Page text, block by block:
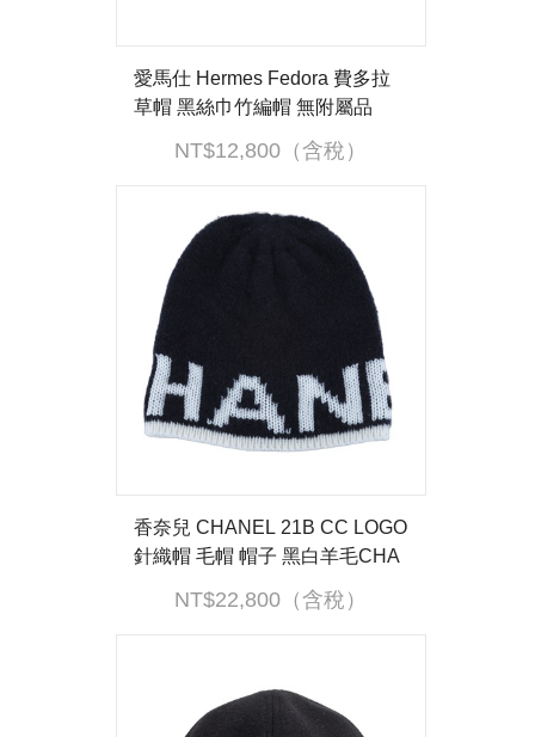
愛馬仕 Hermes Fedora 費多拉
草帽 黑絲巾竹編帽 無附屬品
NT$12,800（含稅）
香奈兒 CHANEL 21B CC LOGO
針織帽 毛帽 帽子 黑白羊毛CHA
NT$22,800（含稅）